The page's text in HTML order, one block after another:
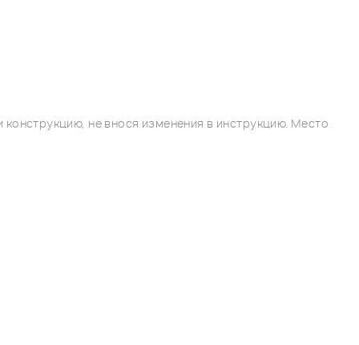
не внося изменения в инструкцию. Место